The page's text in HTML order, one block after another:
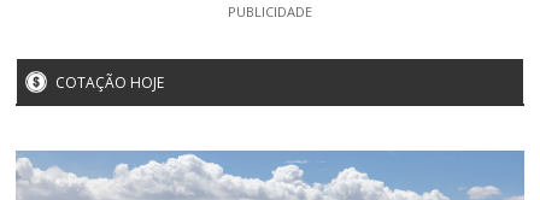
PUBLICIDADE
COTAÇÃO HOJE